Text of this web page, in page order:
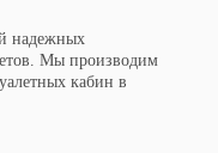
надежных
Мы производим
кабин в